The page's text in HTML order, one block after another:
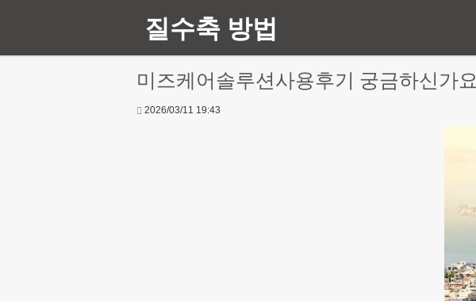
질수축 방법
미즈케어솔루션사용후기 궁금하신가요
2026/03/11 19:43